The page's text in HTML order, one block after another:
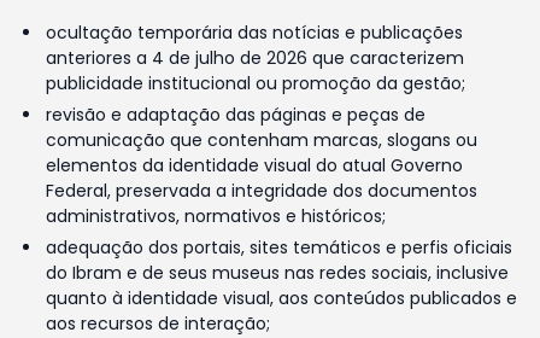
ocultação temporária das notícias e publicações
anteriores a 4 de julho de 2026 que caracterizem
publicidade institucional ou promoção da gestão;
revisão e adaptação das páginas e peças de
comunicação que contenham marcas, slogans ou
elementos da identidade visual do atual Governo
Federal, preservada a integridade dos documentos
administrativos, normativos e históricos;
adequação dos portais, sites temáticos e perfis oficiais
do Ibram e de seus museus nas redes sociais, inclusive
quanto à identidade visual, aos conteúdos publicados e
aos recursos de interação;